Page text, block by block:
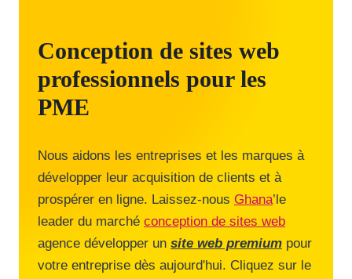
Conception de sites web
professionnels pour les
PME
Nous aidons les entreprises et les marques à
développer leur acquisition de clients et à
prospérer en ligne. Laissez-nous Ghana’le
leader du marché conception de sites web
agence développer un site web premium pour
votre entreprise dès aujourd'hui. Cliquez sur le